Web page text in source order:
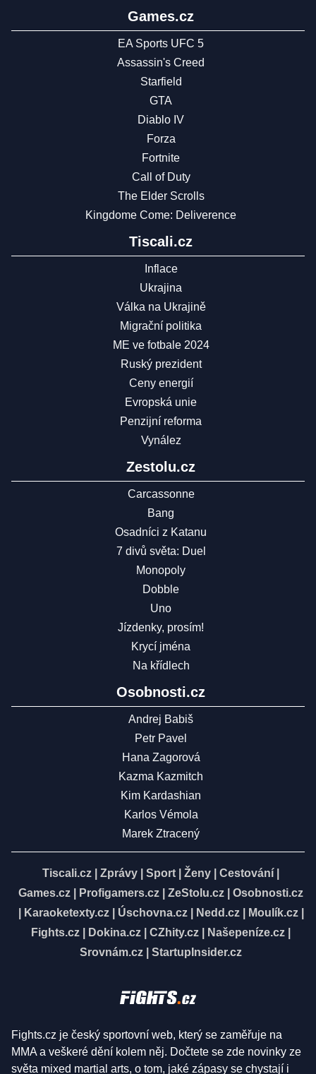
Games.cz
EA Sports UFC 5
Assassin's Creed
Starfield
GTA
Diablo IV
Forza
Fortnite
Call of Duty
The Elder Scrolls
Kingdome Come: Deliverence
Tiscali.cz
Inflace
Ukrajina
Válka na Ukrajině
Migrační politika
ME ve fotbale 2024
Ruský prezident
Ceny energií
Evropská unie
Penzijní reforma
Vynález
Zestolu.cz
Carcassonne
Bang
Osadníci z Katanu
7 divů světa: Duel
Monopoly
Dobble
Uno
Jízdenky, prosím!
Krycí jména
Na křídlech
Osobnosti.cz
Andrej Babiš
Petr Pavel
Hana Zagorová
Kazma Kazmitch
Kim Kardashian
Karlos Vémola
Marek Ztracený
Tiscali.cz Zprávy Sport Ženy Cestování
Games.cz
Profigamers.cz ZeStolu.cz
Osobnosti.cz
Karaoketexty.cz| Úschovna.cz| Nedd.cz| Moulík.cz|
Fights.cz
Dokina.cz CZhity.cz Našepeníze.cz
Srovnám.cz
StartupInsider.cz
Fights.cz je český sportovní web, který se zaměřuje na
MMA a veškeré dění kolem něj. Dočtete se zde novinky ze
světa mixed martial arts, o tom, jaké zápasy se chystají i